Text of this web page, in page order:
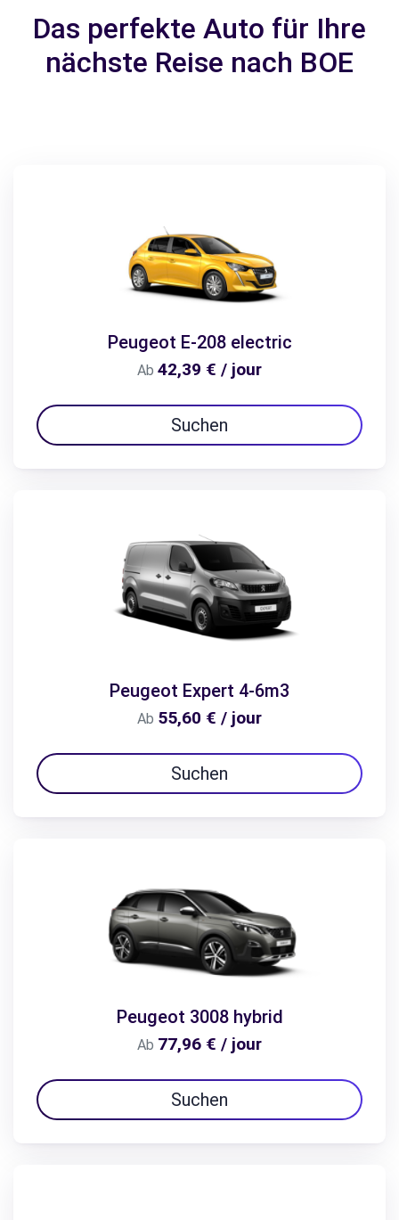
Das perfekte Auto für Ihre
nächste Reise nach BOE
Peugeot E-208 electric
Ab 42,39 € / jour
Suchen
Peugeot Expert 4-6m3
Ab 55,60 € / jour
Suchen
Peugeot 3008 hybrid
Ab 77,96 € / jour
Suchen